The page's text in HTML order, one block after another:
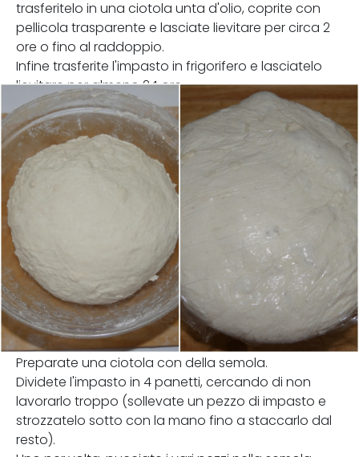
trasferitelo in una ciotola unta d'olio, coprite con
pellicola trasparente e lasciate lievitare per circa 2
ore o fino al raddoppio.
Infine trasferite l'impasto in frigorifero e lasciatelo
lievitare per almeno 24 ore.
Preparate una ciotola con della semola.
Dividete l'impasto in 4 panetti, cercando di non
lavorarlo troppo (sollevate un pezzo di impasto e
strozzatelo sotto con la mano fino a staccarlo dal
resto).